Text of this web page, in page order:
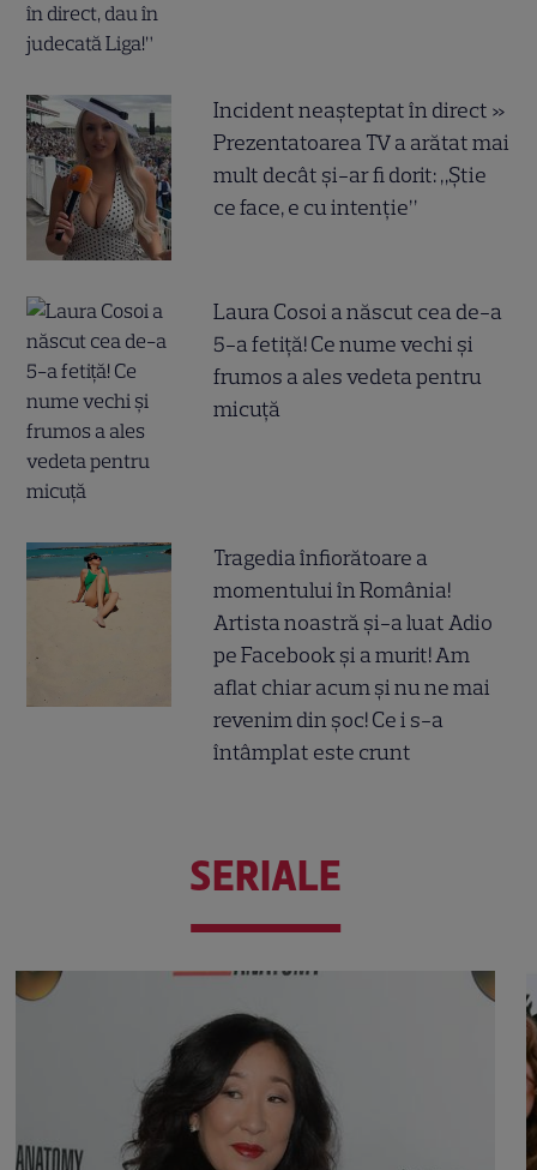
Incident neașteptat în direct »
Prezentatoarea TV a arătat mai
mult decât și-ar fi dorit: „Știe
ce face, e cu intenție”
Laura Cosoi a născut cea de-a
5-a fetiță! Ce nume vechi și
frumos a ales vedeta pentru
micuță
Tragedia înfiorătoare a
momentului în România!
Artista noastră și-a luat Adio
pe Facebook și a murit! Am
aflat chiar acum și nu ne mai
revenim din șoc! Ce i s-a
întâmplat este crunt
SERIALE